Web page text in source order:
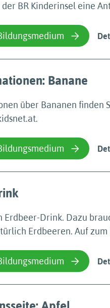
BR Kinderinsel eine
Banane
über Bananen finden
Erdbeer-Drink. Dazu
Erdbeeren. Auf zum